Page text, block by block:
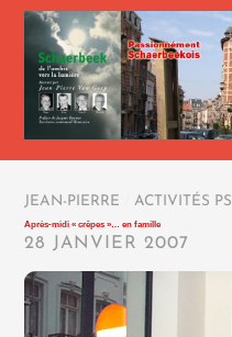
JEAN-PIERRE ACTIVITÉS PS
Après-midi « crêpes »… en famille
28 JANVIER 2007